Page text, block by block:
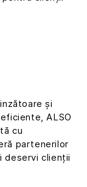
și
ALSO
cu
partenerilor
deservi clienții